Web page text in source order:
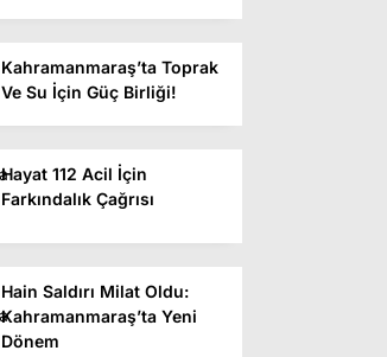
Kahramanmaraş’ta Toprak
Ve Su İçin Güç Birliği!
Hayat 112 Acil İçin
Farkındalık Çağrısı
Hain Saldırı Milat Oldu:
Kahramanmaraş’ta Yeni
Dönem